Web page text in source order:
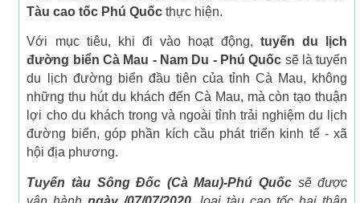
Tàu cao tốc Phú Quốc thực hiện.
Với mục tiêu, khi đi vào hoạt động, tuyến du lịch
đường biển Cà Mau - Nam Du - Phú Quốc sẽ là tuyến
du lịch đường biển đầu tiên của tỉnh Cà Mau, không
những thu hút du khách đến Cà Mau, mà còn tạo thuận
lợi cho du khách trong và ngoài tỉnh trải nghiệm du lịch
đường biển, góp phần kích cầu phát triển kinh tế - xã
hội địa phương.
Tuyến tàu Sông Đốc (Cà Mau)-Phú Quốc sẽ được